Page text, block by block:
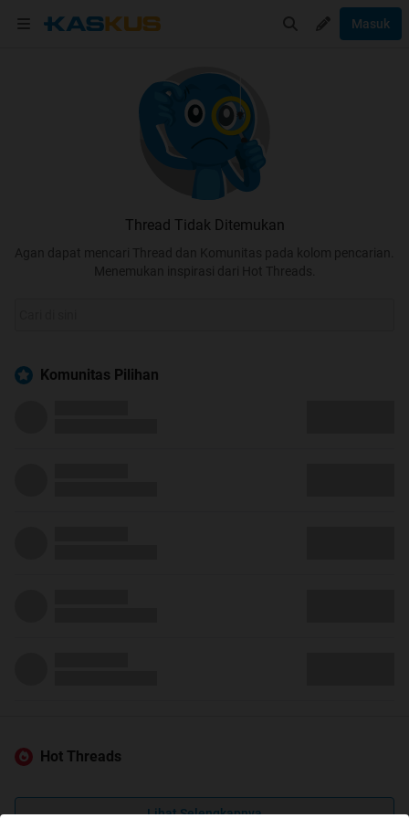
Masuk
Thread Tidak Ditemukan
Agan dapat mencari Thread dan Komunitas pada kolom pencarian.
Menemukan inspirasi dari Hot Threads.
Komunitas Pilihan
Hot Threads
Lihat Selengkapnya